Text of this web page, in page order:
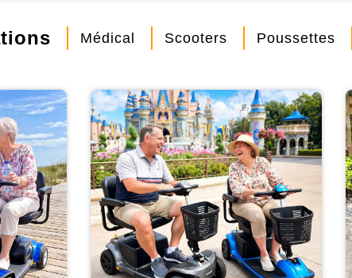
Médical Scooters Poussettes